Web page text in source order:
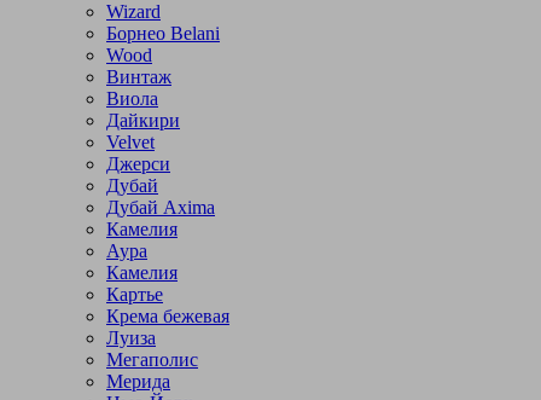
Wizard
Борнео Belani
Wood
Винтаж
Виола
Дайкири
Velvet
Джерси
Дубай
Дубай Axima
Камелия
Аура
Камелия
Картье
Крема бежевая
Луиза
Мегаполис
Мерида